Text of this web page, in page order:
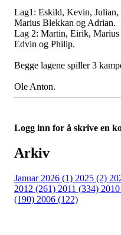
Lag1: Eskild, Kevin,
Marius Blekkan og Adrian.
Lag 2: Martin, Eirik, Marius
Edvin og Philip.
Begge lagene spiller 3
Ole Anton.
Logg inn for å skrive en
Arkiv
Januar 2026 (1) 2025 (2)
2012 (261) 2011 (334)
(190) 2006 (122)